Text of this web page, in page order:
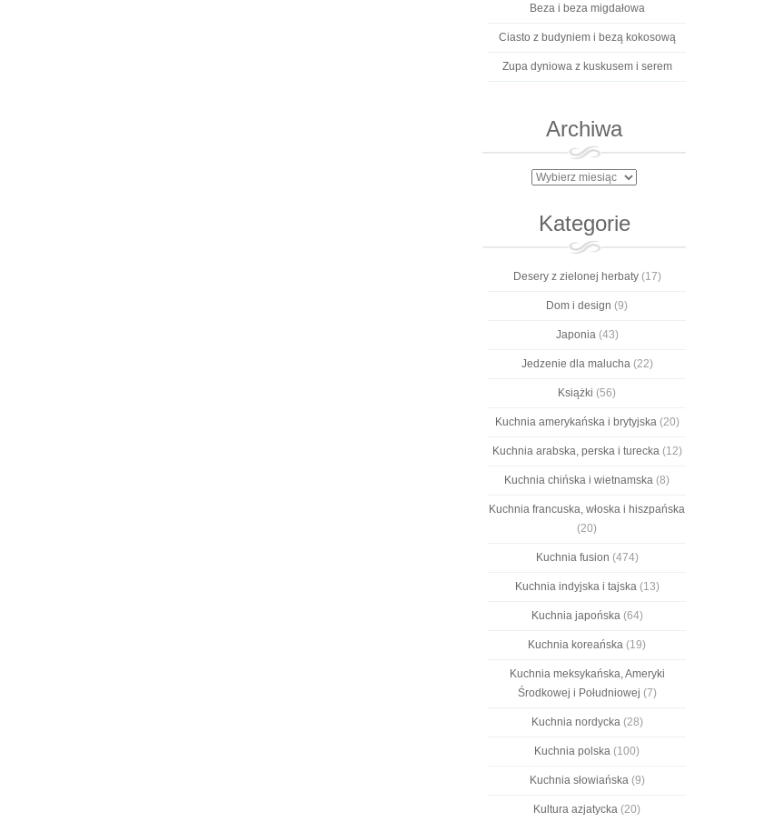
Beza i beza migdałowa
Ciasto z budyniem i bezą kokosową
Zupa dyniowa z kuskusem i serem
Archiwa
Archiwa
Kategorie
Desery z zielonej herbaty(17)
Dom i design (9)
Japonia(43)
Jedzenie dla malucha(22)
Książki (56)
Kuchnia amerykańska i brytyjska(20)
Kuchnia arabska, perska i turecka(12)
Kuchnia chińska i wietnamska (8)
Kuchnia francuska, włoska i hiszpańska
(20)
Kuchnia fusion (474)
Kuchnia indyjska i tajska(13)
Kuchnia japońska(64)
Kuchnia koreańska (19)
Kuchnia meksykańska, Ameryki
Środkowej i Południowej (7)
Kuchnia nordycka(28)
Kuchnia polska (100)
Kuchnia słowiańska(9)
Kultura azjatycka (20)